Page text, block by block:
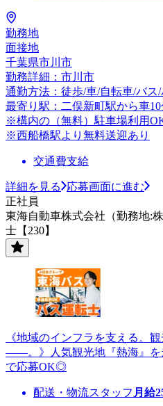
勤務地
面接地
千葉県市川市
勤務詳細：市川市
通勤方法：徒歩/車/自転車/バス/
最寄り駅：二俣新町駅から車10
※構内の（無料）駐車場利用
※西船橋駅より無料送迎あり
交通費支給
詳細を見る
応募画面に進む
正社員
東海自動車株式会社（勤務地:
士【230】
《地域のインフラを支える。
――。》人気観光地『熱海』を
で応募OK◎
配送・物流スタッフ 月給